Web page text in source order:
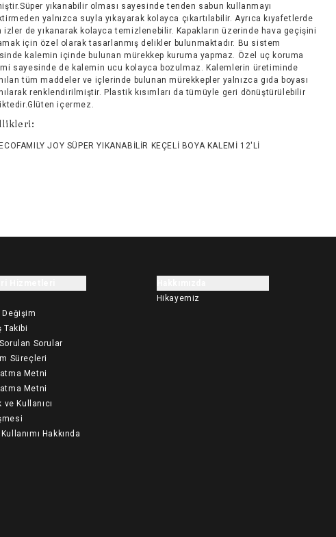
yıkanabilir olması sayesinde tenden sabun kullanmayı
yalnızca suyla yıkayarak kolayca çıkartılabilir. Ayrıca kıyafetlerde
izler de yıkanarak kolayca temizlenebilir. Kapakların üzerinde hava geçişini
için özel olarak tasarlanmış delikler bulunmaktadır. Bu sistem
kalemin içinde bulunan mürekkep kuruma yapmaz. Özel uç koruma
sayesinde de kalemin ucu kolayca bozulmaz. Kalemlerin üretiminde
tüm maddeler ve içlerinde bulunan mürekkepler yalnızca gıda boyası
renklendirilmiştir. Plastik kısımları da tümüyle geri dönüştürülebilir
içermez.
JOY SÜPER YIKANABİLİR KEÇELİ BOYA KALEMİ 12'Lİ
Değişim
Takibi
Sorular
Süreçleri
Metni
Metni
Kullanıcı
Hakkında
Hikayemiz